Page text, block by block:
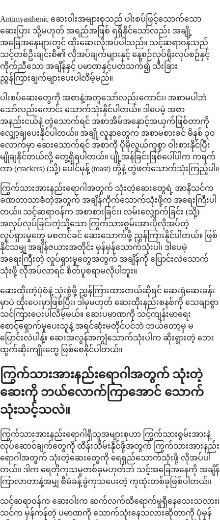
Antimyasthenic ဆေးဝါးအများစုသည် ပါးစပ်ဖြင့်သောက်သော
ဆေးပြား သို့မဟုတ် အရည်အဖြစ် ရရှိနိုင်သော်လည်း အချို့
အခြေအနေများတွင် ထိုးဆေးလိုအပ်ပါသည်။ သင့်ဆရာဝန်သည်
သင့်တစ်ဦးချင်းစီ၏ လိုအပ်ချက်များနှင့် နေ့စဉ်လုပ်ရိုးလုပ်စဉ်နှင့်
ကိုက်ညီသော အချိန်နှင့် ပမာဏနှင့်ပတ်သက်၍ သီးခြား
ညွှန်ကြားချက်များပေးပါလိမ့်မည်။
ပါးစပ်ဆေးတွေကို အစာနဲ့အတူသော်လည်းကောင်း၊ အစာမပါဘဲ
သော်လည်းကောင်း သောက်သုံးနိုင်ပါတယ်။ ဒါပေမဲ့ အစာ
အနည်းငယ်နဲ့ တွဲသောက်ရင် အစာအိမ်အနှောင့်အယှက်ဖြစ်တာကို
လျှော့ချပေးနိုင်ပါတယ်။ အချို့လူနာတွေက အစာမစားခင် မိနစ် ၃၀
လောက်မှာ ဆေးသောက်ရင် အစာကို ပိုမိုလွယ်ကူစွာ ဝါးစားနိုင်ပြီး
မျိုချနိုင်တယ်လို့ တွေ့ရှိရပါတယ်။ ပျို့အန်ခြင်းဖြစ်ပေါ်ပါက ကရက်
ကာ (crackers) (သို့) ပေါင်မုန့် (toast) တို့နဲ့ တွဲဖက်သောက်သုံးကြည့်ပါ။
ကြွက်သားအားနည်းရောဂါအတွက် သုံးတဲ့ဆေးတွေရဲ့ အာနိသင်က
ခဏတာသာခံတဲ့အတွက် အချိန်ကိုက်သောက်သုံးဖို့က အရေးကြီးပါ
တယ်။ သင့်ဆရာဝန်က အစာစားခြင်း၊ လမ်းလျှောက်ခြင်း (သို့)
အလုပ်လုပ်ခြင်းကဲ့သို့သော ကြွက်သားစွမ်းအားပိုလိုအပ်တဲ့
လှုပ်ရှားမှုတွေ မစတင်ခင် ဆေးသောက်ဖို့ ညွှန်ကြားနိုင်ပါတယ်။ ဖြစ်
နိုင်သမျှ အချိန်ဇယားအတိုင်း မှန်မှန်သောက်သုံးပါ၊ ဒါပေမဲ့
အရေးကြီးတဲ့ လှုပ်ရှားမှုတွေအတွက် အချိန်ကို ပြောင်းလဲသောက်
သုံးဖို့ လိုအပ်လာရင် စိတ်ပူစရာမလိုပါဘူး။
ဆေးထိုးတဲ့ပုံစံနဲ့ သုံးစွဲဖို့ ညွှန်ကြားထားတယ်ဆိုရင် ဆေးရုံဆေးခန်း
မှာပဲ ထိုးပေးမှာဖြစ်ပြီး၊ ဒါမှမဟုတ် ဆေးထိုးနည်းစနစ်ကို သေချာစွာ
သင်ကြားပေးပါလိမ့်မယ်။ ဆေးပမာဏကို သင့်ကျန်းမာရေး
စောင့်ရှောက်မှုပေးသူနဲ့ အရင်ဆုံးမတိုင်ပင်ဘဲ ဘယ်တော့မှ မ
ပြောင်းလဲပါနဲ့။ ဆေးအလွန်အကျွံသောက်သုံးပါက ဆိုးရွားတဲ့ ဘေး
ထွက်ဆိုးကျိုးတွေ ဖြစ်စေနိုင်ပါတယ်။
ကြွက်သားအားနည်းရောဂါအတွက် သုံးတဲ့
ဆေးကို ဘယ်လောက်ကြာအောင် သောက်
သုံးသင့်သလဲ။
ကြွက်သားအားနည်းရောဂါရှိသူအများစုဟာ ကြွက်သားစွမ်းအားနဲ့
လုပ်ဆောင်ချက်တွေကို ထိန်းသိမ်းနိုင်ဖို့အတွက် ကြွက်သားအားနည်း
ရောဂါအတွက် သုံးတဲ့ဆေးတွေကို ရေရှည်သောက်သုံးဖို့ လိုအပ်ပါ
တယ်။ ဒါက ရေတိုကုသမှုတစ်ခုမဟုတ်ဘဲ သင့်အခြေအနေကို အချိန်
ကြာလာတာနဲ့အမျှ စီမံခန့်ခွဲကုသပေးတဲ့ ကုထုံးတစ်ခုဖြစ်ပါတယ်။
သင့်ဆရာဝန်က ဆေးဝါးက ဆက်လက်ထိရောက်မှုရှိနေသေးသလား၊
သင်က မှန်ကန်တဲ့ ပမာဏကို သောက်သုံးနေသလားဆိုတာကို ပုံမှန်